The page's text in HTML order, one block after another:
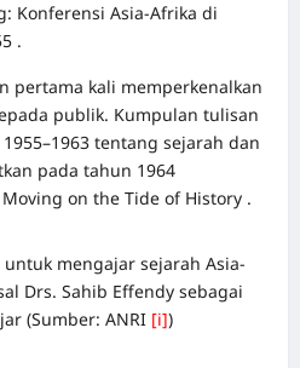
Konferensi Asia-Afrika di
.
pertama kali memperkenalkan
publik. Kumpulan tulisan
tentang sejarah dan
pada tahun 1964
on the Tide of History .
untuk mengajar sejarah Asia-
Drs. Sahib Effendy sebagai
(Sumber: ANRI [i])